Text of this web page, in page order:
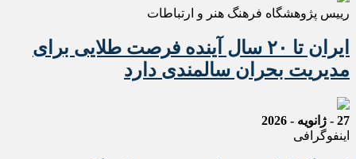
رییس پژوهشگاه فرهنگ هنر و ارتباطات
ایران تا ۲۰ سال آینده فرصت طلایی برای
مدیریت بحران سالمندی دارد
27 - ژانویه - 2026
اینفوگرافی